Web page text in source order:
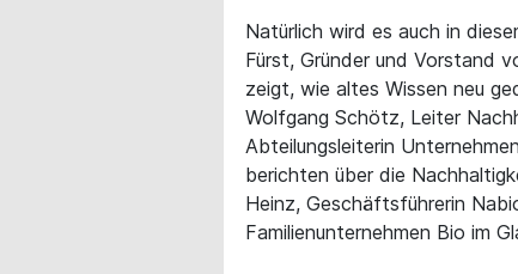
Natürlich wird es auch in
Fürst, Gründer und Vorstand
zeigt, wie altes Wissen neu
Wolfgang Schötz, Leiter
Abteilungsleiterin
berichten über die
Heinz, Geschäftsführerin
Familienunternehmen Bio im